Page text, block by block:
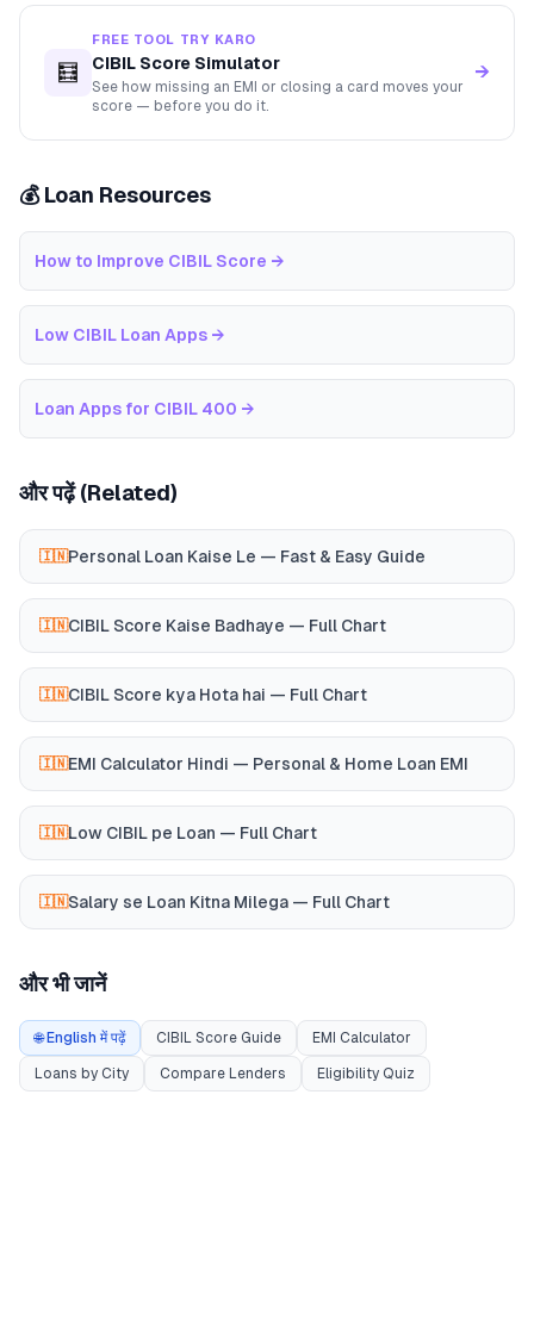
🧮
FREE TOOL TRY KARO
CIBIL Score Simulator
See how missing an EMI or closing a card moves your
score — before you do it.
→
💰 Loan Resources
How to Improve CIBIL Score →
Low CIBIL Loan Apps →
Loan Apps for CIBIL 400 →
और पढ़ें (Related)
🇮🇳Personal Loan Kaise Le — Fast & Easy Guide
🇮🇳CIBIL Score Kaise Badhaye — Full Chart
🇮🇳CIBIL Score kya Hota hai — Full Chart
🇮🇳EMI Calculator Hindi — Personal & Home Loan EMI
🇮🇳Low CIBIL pe Loan — Full Chart
🇮🇳Salary se Loan Kitna Milega — Full Chart
और भी जानें
🌐 English में पढ़ें CIBIL Score Guide EMI Calculator
Loans by City Compare Lenders Eligibility Quiz